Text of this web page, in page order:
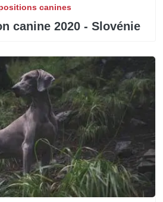
canines
canine 2020 - Slovénie